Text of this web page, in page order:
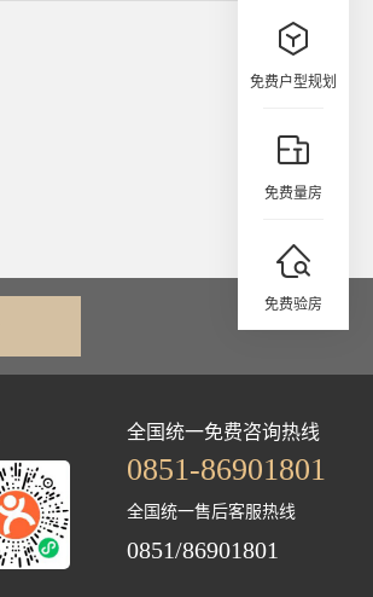
免费户型规划
免费量房
免费验房
全国统一免费咨询热线
0851-86901801
全国统一售后客服热线
0851/86901801